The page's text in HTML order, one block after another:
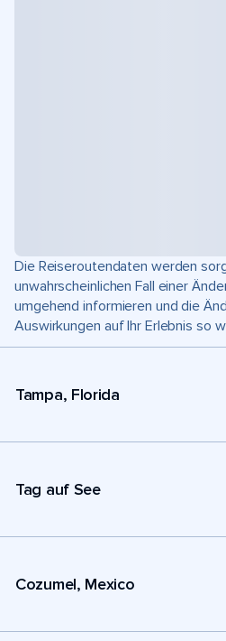
Die Reiseroutendaten werden
unwahrscheinlichen Fall einer
umgehend informieren und die
Auswirkungen auf Ihr Erlebnis so
Tampa, Florida
Tag auf See
Cozumel, Mexico